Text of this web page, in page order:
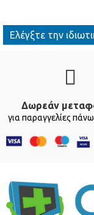
Ελέγξτε την
Δωρεάν
για παραγγελίες